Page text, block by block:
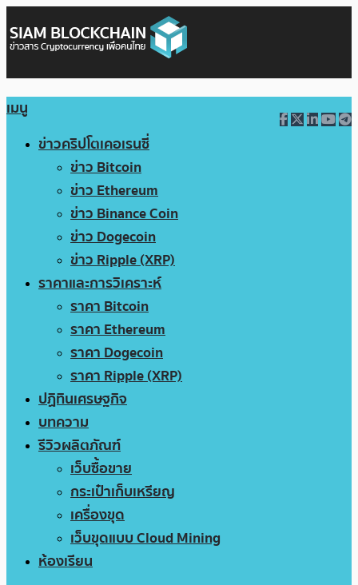
เมนู
ข่าวคริปโตเคอเรนซี่
ข่าว Bitcoin
ข่าว Ethereum
ข่าว Binance Coin
ข่าว Dogecoin
ข่าว Ripple (XRP)
ราคาและการวิเคราะห์
ราคา Bitcoin
ราคา Ethereum
ราคา Dogecoin
ราคา Ripple (XRP)
ปฏิทินเศรษฐกิจ
บทความ
รีวิวผลิตภัณฑ์
เว็บซื้อขาย
กระเป๋าเก็บเหรียญ
เครื่องขุด
เว็บขุดแบบ Cloud Mining
ห้องเรียน